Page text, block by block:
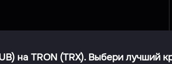
на TRON (TRX). Выбери лучший